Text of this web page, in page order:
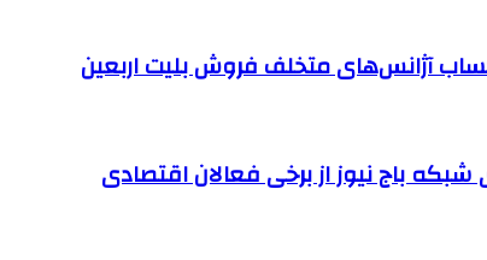
شبکه باج نیوز از برخی فعالان اقتصادی